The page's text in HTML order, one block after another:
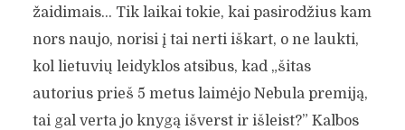
žaidimais… Tik laikai tokie, kai pasirodžius kam
nors naujo, norisi į tai nerti iškart, o ne laukti,
kol lietuvių leidyklos atsibus, kad „šitas
autorius prieš 5 metus laimėjo Nebula premiją,
tai gal verta jo knygą išverst ir išleist?” Kalbos